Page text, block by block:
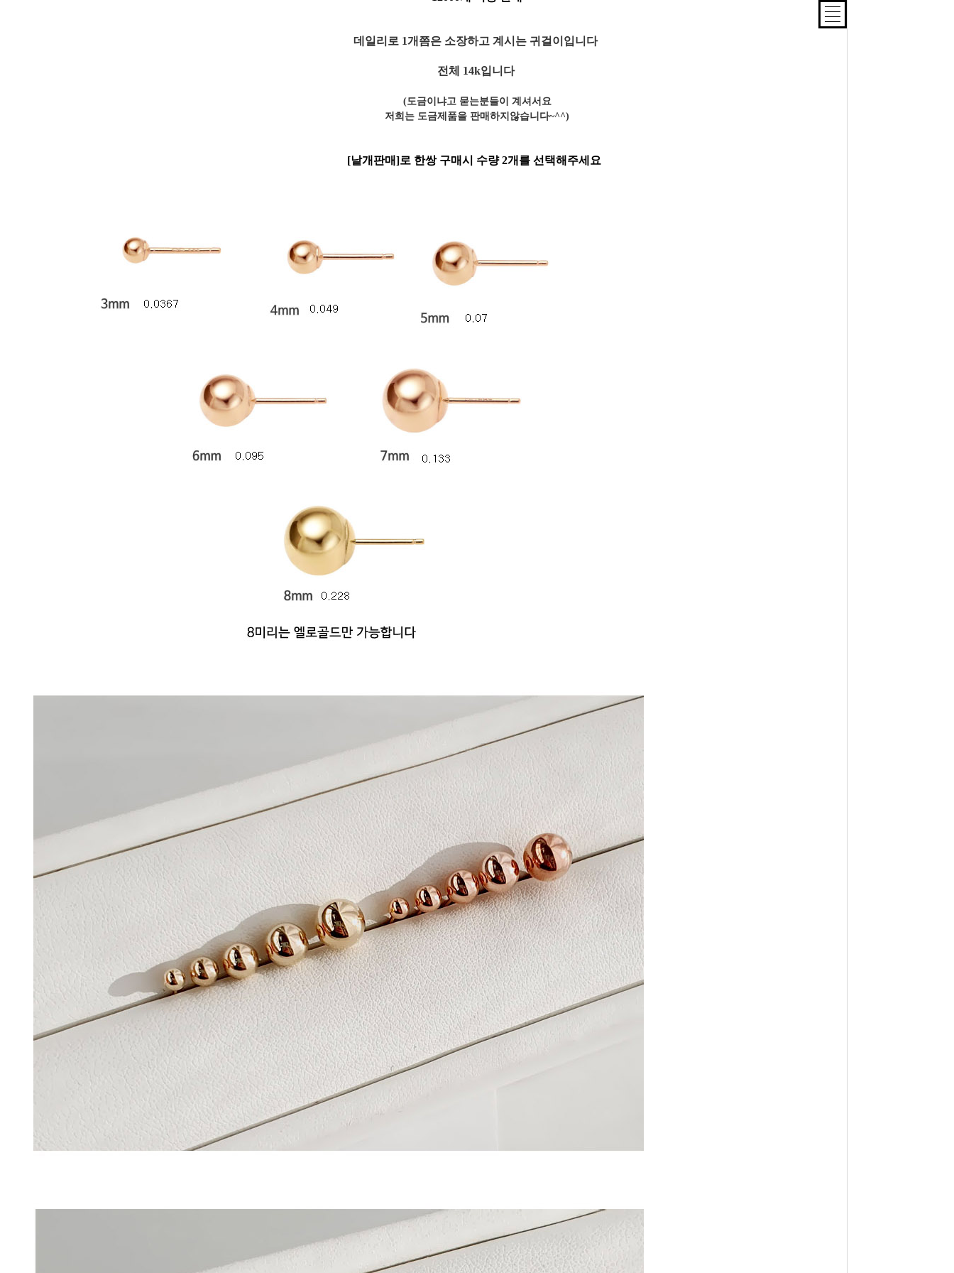
데일리로 1개쯤은 소장하고 계시는 귀걸이입니다
전체 14k입니다
(도금이냐고 묻는분들이 계셔서요
저희는 도금제품을 판매하지않습니다~^^)
[낱개판매]로 한쌍 구매시 수량 2개 를 선택해주세요